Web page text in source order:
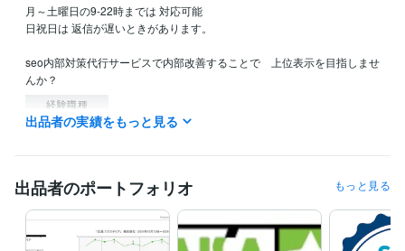
月～土曜日の9-22時までは 対応可能
日祝日は 返信が遅いときがあります。
seo内部対策代行サービスで内部改善することで　上位表示を目指しませ
んか？
経験職種
AI・機械学習 / AIライター 経験年数 : 1年
マーケティング / SNSマーケティング 経験年数 : 3年
マーケティング / コンテンツマーケティング・SEO
職歴
マスターマインド 2000年2月 ~ 現在
出品者の実績をもっと見る
出品者のポートフォリオ もっと見る